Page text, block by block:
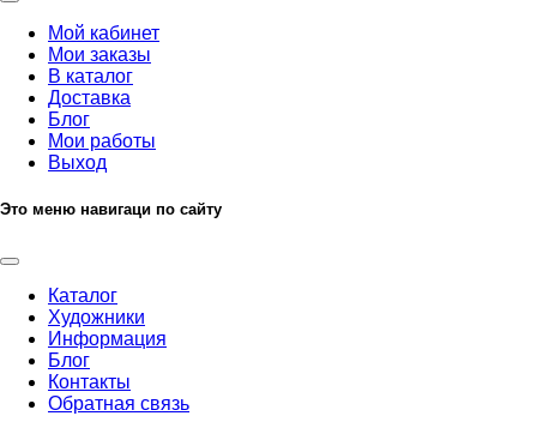
Мой кабинет
Мои заказы
В каталог
Доставка
Блог
Мои работы
Выход
Это меню навигаци по сайту
Каталог
Художники
Информация
Блог
Контакты
Обратная связь